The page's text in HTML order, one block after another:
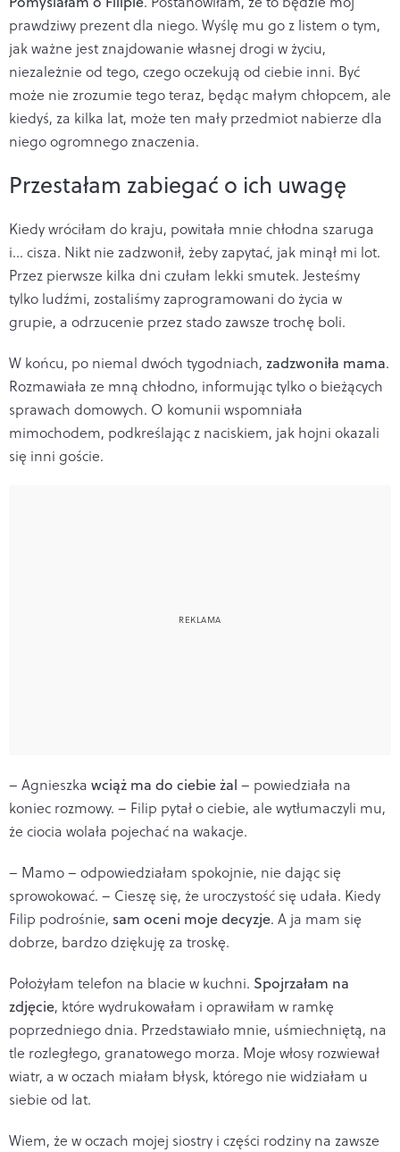
prawdziwy prezent dla niego. Wyślę mu go z listem o tym,
jak ważne jest znajdowanie własnej drogi w życiu,
niezależnie od tego, czego oczekują od ciebie inni. Być
może nie zrozumie tego teraz, będąc małym chłopcem, ale
kiedyś, za kilka lat, może ten mały przedmiot nabierze dla
niego ogromnego znaczenia.
Przestałam zabiegać o ich uwagę
Kiedy wróciłam do kraju, powitała mnie chłodna szaruga
i... cisza. Nikt nie zadzwonił, żeby zapytać, jak minął mi lot.
Przez pierwsze kilka dni czułam lekki smutek. Jesteśmy
tylko ludźmi, zostaliśmy zaprogramowani do życia w
grupie, a odrzucenie przez stado zawsze trochę boli.
W końcu, po niemal dwóch tygodniach, zadzwoniła mama.
Rozmawiała ze mną chłodno, informując tylko o bieżących
sprawach domowych. O komunii wspomniała
mimochodem, podkreślając z naciskiem, jak hojni okazali
się inni goście.
– Agnieszka wciąż ma do ciebie żal – powiedziała na
koniec rozmowy. – Filip pytał o ciebie, ale wytłumaczyli mu,
że ciocia wolała pojechać na wakacje.
– Mamo – odpowiedziałam spokojnie, nie dając się
sprowokować. – Cieszę się, że uroczystość się udała. Kiedy
Filip podrośnie, sam oceni moje decyzje. A ja mam się
dobrze, bardzo dziękuję za troskę.
Położyłam telefon na blacie w kuchni. Spojrzałam na
zdjęcie, które wydrukowałam i oprawiłam w ramkę
poprzedniego dnia. Przedstawiało mnie, uśmiechniętą, na
tle rozległego, granatowego morza. Moje włosy rozwiewał
wiatr, a w oczach miałam błysk, którego nie widziałam u
siebie od lat.
Wiem, że w oczach mojej siostry i części rodziny na zawsze